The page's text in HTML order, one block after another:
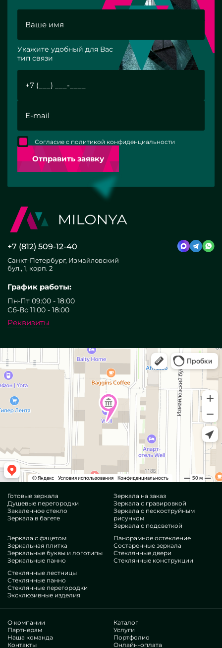
Укажите удобный для Вас
тип связи
Отправить заявку
Согласие с политикой конфиденциальности
+7 (812) 509-12-40
Санкт-Петербург, Измайловский
бул., 1, корп. 2
График работы:
Пн-Пт 09:00 - 18:00
Сб-Вс 11:00 - 18:00
Реквизиты
Готовые зеркала
Душевые перегородки
Закаленное стекло
Зеркала в багете
Зеркала на заказ
Зеркала с гравировкой
Зеркала с пескоструйным
рисунком
Зеркала с подсветкой
Зеркала с фацетом
Зеркальная плитка
Зеркальные буквы и логотипы
Зеркальные панно
Панорамное остекление
Состаренные зеркала
Стеклянные двери
Стеклянные конструкции
Стеклянные лестницы
Стеклянные панно
Стеклянные перегородки
Эксклюзивные изделия
О компании
Партнерам
Наша команда
Контакты
Каталог
Услуги
Портфолио
Онлайн-оплата